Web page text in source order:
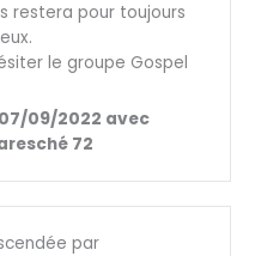
restera pour toujours
le groupe Gospel
09/2022 avec
72
par